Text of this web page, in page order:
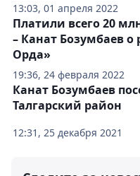
13:03, 01 апреля 2022
19:36, 24 февраля 2022
Платили всего 20
– Канат Бозумбаев
Орда»
12:31, 25 декабря 2021
Канат Бозумбаев
Талгарский район